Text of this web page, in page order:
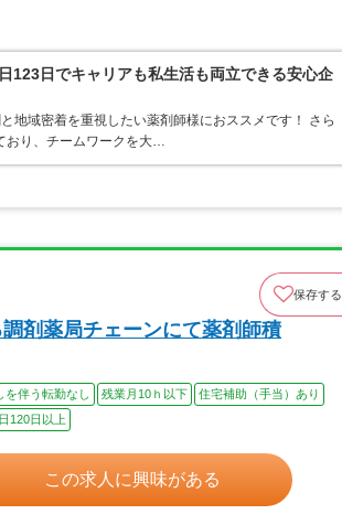
123日でキャリアも私生活も両立できる安心企
地域密着を重視したい薬剤師様におススメです！ さら
おり、チームワークを大…
保存する
剤薬局チェーンにて薬剤師積
を伴う転勤なし 残業月10ｈ以下
住宅補助（手当）あり
120日以上
この求人に興味がある